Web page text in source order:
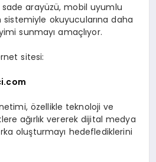
arayüzü, mobil uyumlu
sistemiyle okuyucularına daha
sunmayı amaçlıyor.
sitesi:
özellikle teknoloji ve
ağırlık vererek dijital medya
oluşturmayı hedeflediklerini